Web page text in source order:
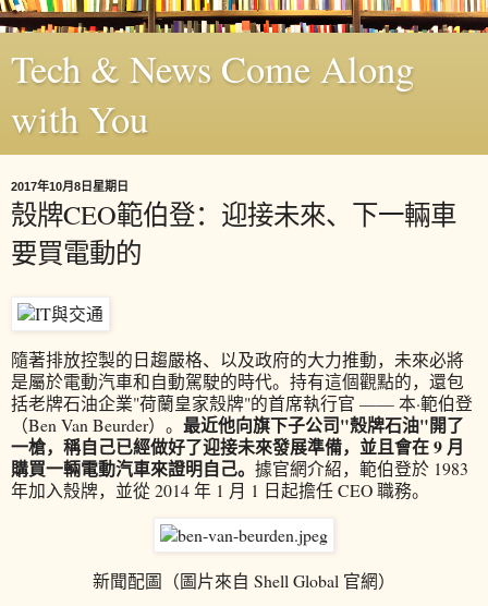
Tech & News Come Along
with You
2017年10月8日星期日
殼牌CEO範伯登：迎接未來、下一輛車
要買電動的
隨著排放控製的日趨嚴格、以及政府的大力推動，未來必將
是屬於電動汽車和自動駕駛的時代。持有這個觀點的，還包
括老牌石油企業"荷蘭皇家殼牌"的首席執行官 —— 本·範伯登
（Ben Van Beurder）。 最近他向旗下子公司"殼牌石油"開了
一槍，稱自己已經做好了迎接未來發展準備，並且會在 9 月
購買一輛電動汽車來證明自己。 據官網介紹，範伯登於 1983
年加入殼牌，並從 2014 年 1 月 1 日起擔任 CEO 職務。
新聞配圖（圖片來自 Shell Global 官網）